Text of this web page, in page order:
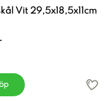
Vit 29,5x18,5x11cm